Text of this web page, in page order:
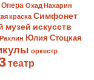
Опера Охад Нахарин
краска Симфонет
искусств
Юлия Стоцкая
оркестр
театр